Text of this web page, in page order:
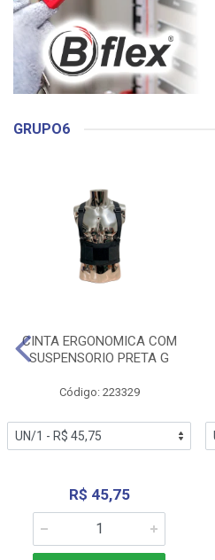
GRUPO6
CINTA ERGONOMICA COM
SUSPENSORIO PRETA G
Código: 223329
R$ 45,75